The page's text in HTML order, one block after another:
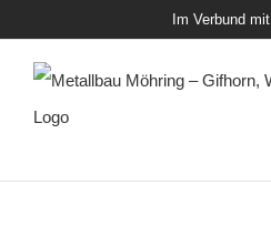
springen
Im Verbund mit